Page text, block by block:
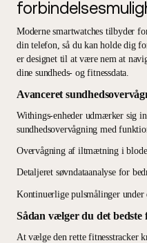
Moderne smartwatches tilbyder
din telefon, så du kan holde dig
er designet til at være nem at
dine sundheds- og fitnessdata.
Avanceret
Withings-enheder udmærker sig
sundhedsovervågning med
Overvågning af iltmætning i
Detaljeret søvndataanalyse for
Kontinuerlige pulsmålinger
Sådan vælger du det
At vælge den rette fitnesstracker